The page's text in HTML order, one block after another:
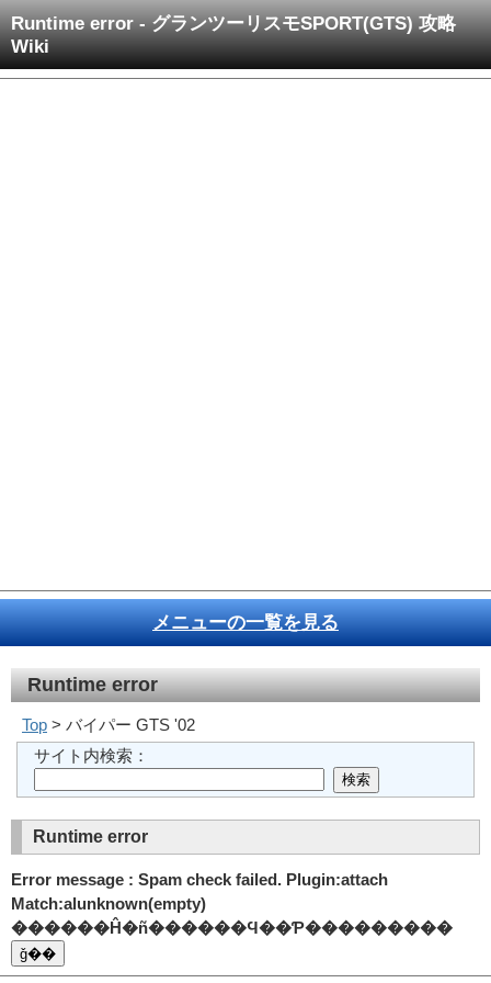
Runtime error - グランツーリスモSPORT(GTS) 攻略
Wiki
メニューの一覧を見る
Runtime error
Top > バイパー GTS '02
サイト内検索：
Runtime error
Error message : Spam check failed. Plugin:attach
Match:alunknown(empty)
������Ĥ�ñ������Ϥ��Ƥ���������